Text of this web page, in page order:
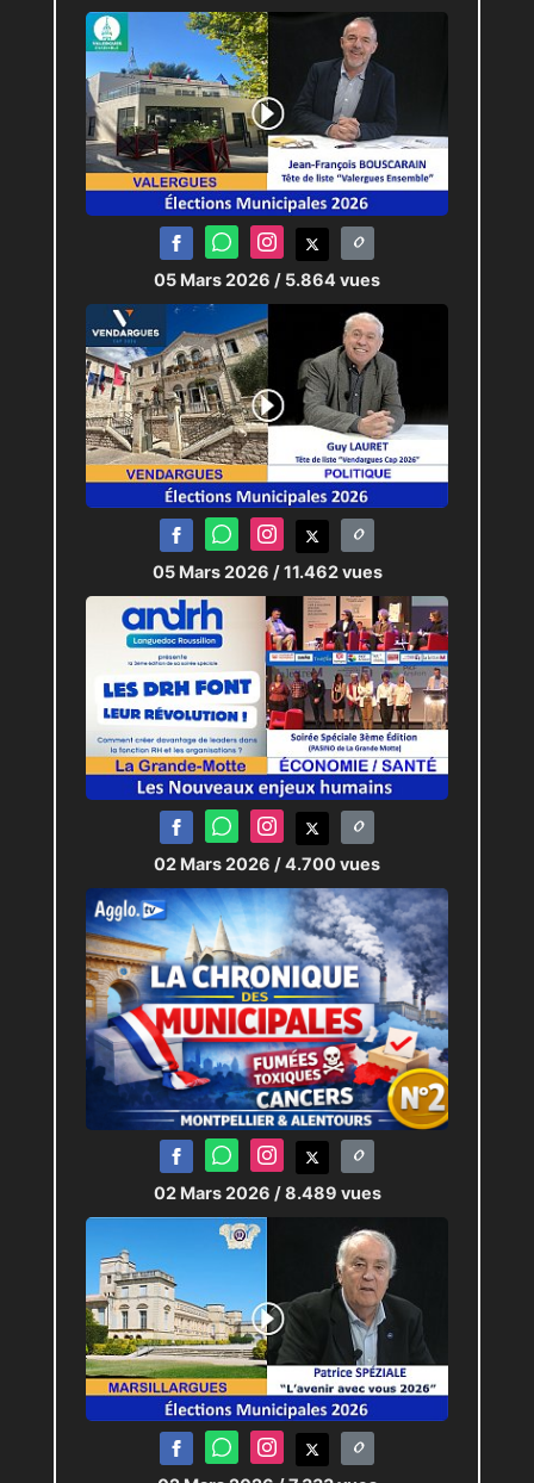
05 Mars 2026 / 5.864 vues
05 Mars 2026 / 11.462 vues
02 Mars 2026 / 4.700 vues
02 Mars 2026 / 8.489 vues